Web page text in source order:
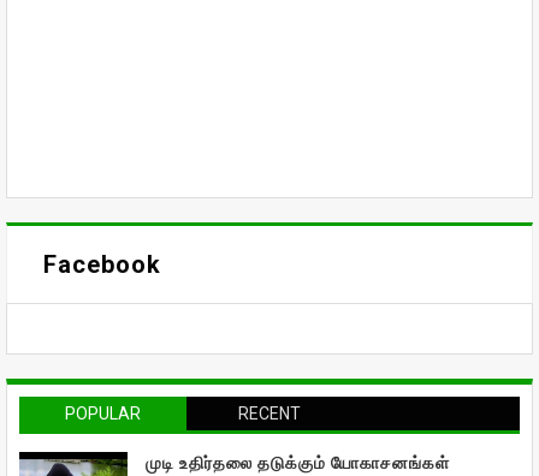
Facebook
POPULAR RECENT
முடி உதிர்தலை தடுக்கும் யோகாசனங்கள்